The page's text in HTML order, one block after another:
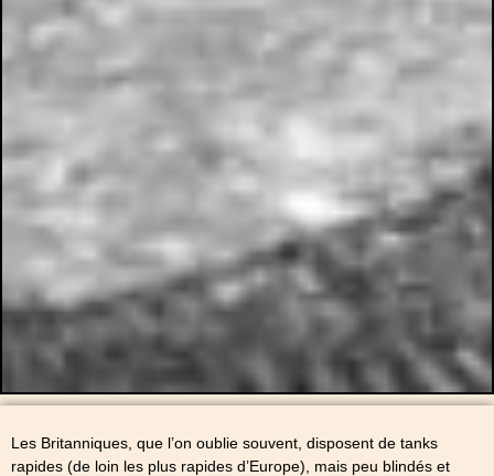
Les Britanniques, que l’on oublie souvent, disposent de tanks
rapides (de loin les plus rapides d’Europe), mais peu blindés et